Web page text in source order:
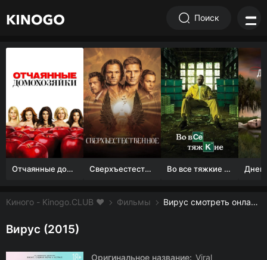
Поиск
Отчаянные домохозяйки (1 сезон) Сверхъестественное Во все тяжкие 1-5 сезон
Киного - Kinogo.CLUB ❤️ Фильмы Вирус смотреть онлайн бесплатно
Вирус (2015)
Оригинальное название: Viral